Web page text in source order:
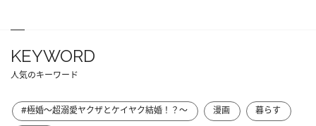
KEYWORD
人気のキーワード
#極婚～超溺愛ヤクザとケイヤク結婚！？～ 漫画 暮らす